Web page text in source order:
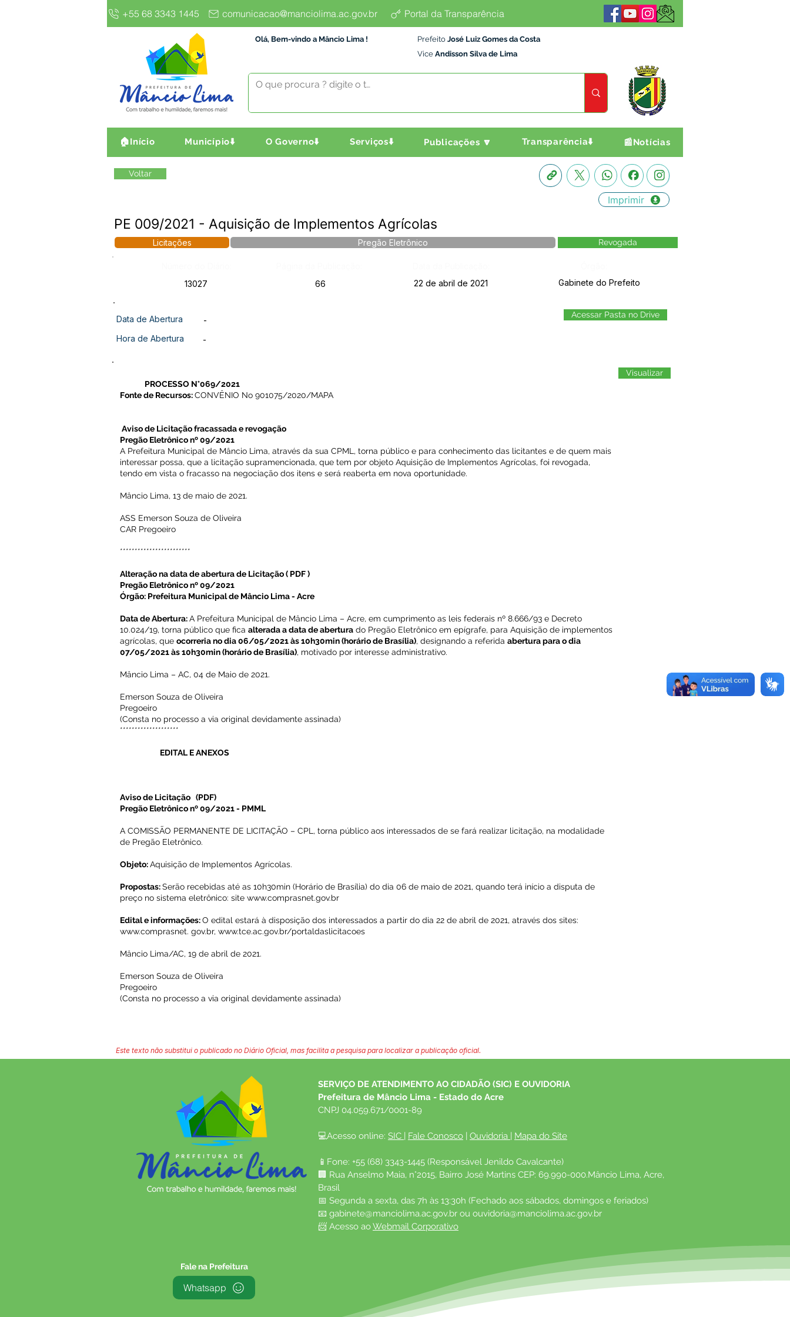
+55 68 3343 1445 comunicacao@manciolima.ac.gov.br Portal da Transparência
Olá, Bem-vindo a Mâncio Lima ! Prefeito José Luiz Gomes da Costa
Vice Andisson Silva de Lima
🏠Início Município⬇️ O Governo⬇️ Serviços⬇️ Publicações 🔽 Transparência⬇️ 📰Notícias
Voltar
Imprimir
PE 009/2021 - Aquisição de Implementos Agrícolas
Licitações Pregão Eletrônico Revogada
13027
66 22 de abril de 2021 Gabinete do Prefeito
Data de Abertura
-
Hora de Abertura
-
Acessar Pasta no Drive
PROCESSO N°069/2021
Fonte de Recursos:CONVÊNIO No 901075/2020/MAPA
Aviso de Licitação fracassada e revogação
Pregão Eletrônico nº 09/2021
A Prefeitura Municipal de Mâncio Lima, através da sua CPML, torna público e para conhecimento das licitantes e de quem mais
interessar possa, que a licitação supramencionada, que tem por objeto Aquisição de Implementos Agrícolas, foi revogada,
tendo em vista o fracasso na negociação dos itens e será reaberta em nova oportunidade.
Mâncio Lima, 13 de maio de 2021.
ASS Emerson Souza de Oliveira
CAR Pregoeiro
************************
Alteração na data de abertura de Licitação( PDF)
Pregão Eletrônico nº 09/2021
Órgão: Prefeitura Municipal de Mâncio Lima - Acre
Data de Abertura:A Prefeitura Municipal de Mâncio Lima – Acre, em cumprimento as leis federais nº 8.666/93 e Decreto
10.024/19, torna público que fica alterada a data de abertura do Pregão Eletrônico em epígrafe, para Aquisição de implementos
agrícolas, que ocorreria no dia 06/05/2021 às 10h30min (horário de Brasília), designando a referida abertura para o dia
07/05/2021 às 10h30min (horário de Brasília), motivado por interesse administrativo.
Mâncio Lima – AC, 04 de Maio de 2021.
Emerson Souza de Oliveira
Pregoeiro
(Consta no processo a via original devidamente assinada)
********************
EDITAL E ANEXOS
Aviso de Licitação (PDF)
Pregão Eletrônico nº 09/2021 - PMML
A COMISSÃO PERMANENTE DE LICITAÇÃO – CPL, torna público aos interessados de se fará realizar licitação, na modalidade
de Pregão Eletrônico.
Objeto:Aquisição de Implementos Agrícolas.
Propostas:Serão recebidas até as 10h30min (Horário de Brasília) do dia 06 de maio de 2021, quando terá início a disputa de
preço no sistema eletrônico: site www.comprasnet.gov.br
Edital e informações:O edital estará à disposição dos interessados a partir do dia 22 de abril de 2021, através dos sites:
www.comprasnet. gov.br, www.tce.ac.gov.br/portaldaslicitacoes
Mâncio Lima/AC, 19 de abril de 2021.
Emerson Souza de Oliveira
Pregoeiro
(Consta no processo a via original devidamente assinada)
Visualizar
Este texto não substitui o publicado no Diário Oficial, mas facilita a pesquisa para localizar a publicação oficial.
SERVIÇO DE ATENDIMENTO AO CIDADÃO (SIC) E OUVIDORIA
Prefeitura de Mâncio Lima - Estado do Acre
CNPJ 04.059.671/0001-89
💻Acesso online: SIC | Fale Conosco | Ouvidoria | Mapa do Site
📱Fone: +55 (68) 3343-1445 (Responsável Jenildo Cavalcante)
🏢 Rua Anselmo Maia, n°2015, Bairro José Martins CEP: 69.990-000.Mâncio Lima, Acre,
Brasil
📅 Segunda a sexta, das 7h às 13:30h (Fechado aos sábados, domingos e feriados)
📧 gabinete@manciolima.ac.gov.br ou ouvidoria@manciolima.ac.gov.br
📨 Acesso ao Webmail Corporativo
Fale na Prefeitura
Whatsapp